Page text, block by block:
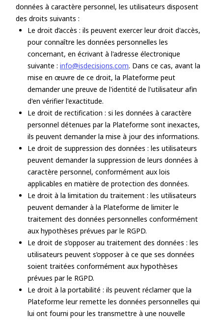
données à caractère personnel, les utilisateurs disposent
des droits suivants :
Le droit d’accès : ils peuvent exercer leur droit d'accès,
pour connaître les données personnelles les
concernant, en écrivant à l'adresse électronique
suivante : info@isdecisions.com. Dans ce cas, avant la
mise en œuvre de ce droit, la Plateforme peut
demander une preuve de l'identité de l'utilisateur afin
d'en vérifier l'exactitude.
Le droit de rectification : si les données à caractère
personnel détenues par la Plateforme sont inexactes,
ils peuvent demander la mise à jour des informations.
Le droit de suppression des données : les utilisateurs
peuvent demander la suppression de leurs données à
caractère personnel, conformément aux lois
applicables en matière de protection des données.
Le droit à la limitation du traitement : les utilisateurs
peuvent demander à la Plateforme de limiter le
traitement des données personnelles conformément
aux hypothèses prévues par le RGPD.
Le droit de s’opposer au traitement des données : les
utilisateurs peuvent s’opposer à ce que ses données
soient traitées conformément aux hypothèses
prévues par le RGPD.
Le droit à la portabilité : ils peuvent réclamer que la
Plateforme leur remette les données personnelles qui
lui ont fourni pour les transmettre à une nouvelle